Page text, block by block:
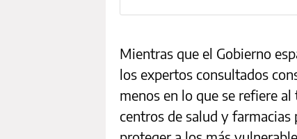
Mientras que el Gobierno
los expertos consultados
menos en lo que se refiere
centros de salud y